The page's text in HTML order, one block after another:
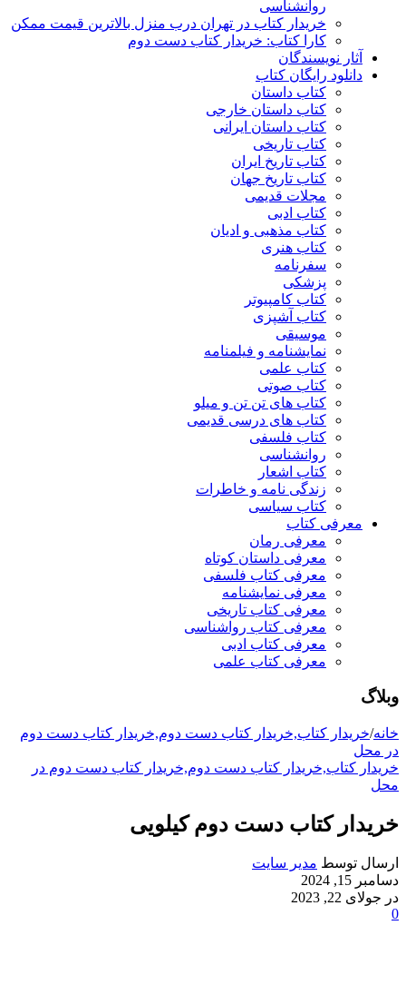
روانشناسی
خریدار کتاب در تهران درب منزل بالاترین قیمت ممکن
کارا کتاب: خریدار کتاب دست دوم
آثار نویسندگان
دانلود رایگان کتاب
کتاب داستان
کتاب داستان خارجی
کتاب داستان ایرانی
کتاب تاریخی
کتاب تاریخ ایران
کتاب تاریخ جهان
مجلات قدیمی
کتاب ادبی
کتاب مذهبی و ادیان
کتاب هنری
سفرنامه
پزشکی
کتاب کامپیوتر
کتاب آشپزی
موسیقی
نمایشنامه و فیلمنامه
کتاب علمی
کتاب صوتی
کتاب های تن تن و میلو
کتاب های درسی قدیمی
کتاب فلسفی
روانشناسی
کتاب اشعار
زندگی نامه و خاطرات
کتاب سیاسی
معرفی کتاب
معرفی رمان
معرفی داستان کوتاه
معرفی کتاب فلسفی
معرفی نمایشنامه
معرفی کتاب تاریخی
معرفی کتاب رواشناسی
معرفی کتاب ادبی
معرفی کتاب علمی
وبلاگ
خانه/خریدار کتاب,خریدار کتاب دست دوم,خریدار کتاب دست دوم
در محل
خریدار کتاب,خریدار کتاب دست دوم,خریدار کتاب دست دوم در
محل
خریدار کتاب دست دوم کیلویی
ارسال توسط مدیر سایت
دسامبر 15, 2024
در جولای 22, 2023
0